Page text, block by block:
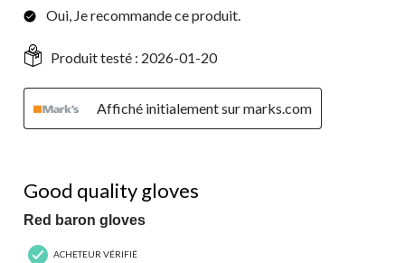
Oui, Je recommande ce produit.
Produit testé : 2026-01-20
Affiché initialement sur marks.com
Good quality gloves
Red baron gloves
ACHETEUR VÉRIFIÉ